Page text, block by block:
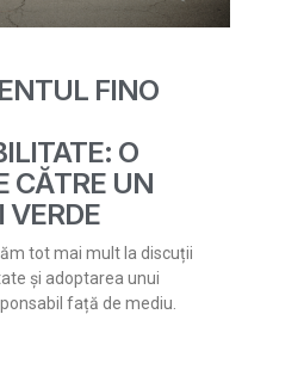
FINO
O
CĂTRE UN
VERDE
tot mai mult la discuții
și adoptarea unui
față de mediu.